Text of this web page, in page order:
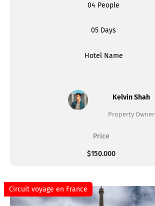
04 People
05 Days
Hotel Name
Kelvin Shah
Property Owner
Price
$150.000
Circuit voyage en France